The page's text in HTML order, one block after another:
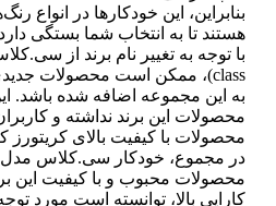
بنابراین، این خودکارها در
هستند تا به انتخاب شما بستگی
به این مجموعه اضافه شده باشد.
محصولات این برند نداشته و
محصولات با کیفیت بالای کریتورز
محصولات محبوب و با کیفیت این
کارایی بالا، توانسته است مورد